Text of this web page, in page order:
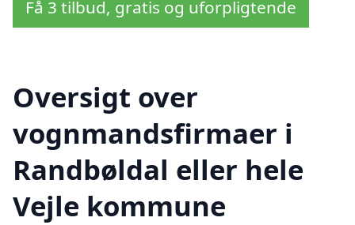
Få 3 tilbud, gratis og uforpligtende
Oversigt over
vognmandsfirmaer i
Randbøldal eller hele
Vejle kommune